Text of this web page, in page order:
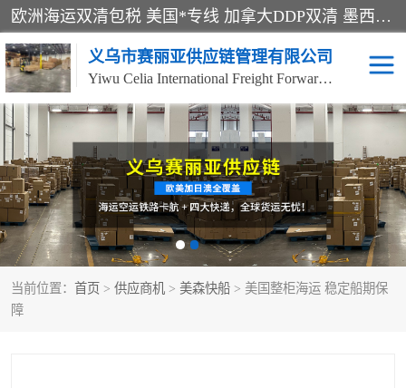
欧洲海运双清包税 美国*专线 加拿大DDP双清 墨西哥跨境空运 澳大利亚专线物流 跨境电商物流服务 国际快递到门服务 海运*渠道 一站式跨境物流解决方案 TikTok/SHEIN专线 电商平台FBA头程运输 国际铁路运输欧洲 UPS/DDHL/联邦快递跨境 美国双清到门物流 跨境*运输
义乌市赛丽亚供应链管理有限公司
Yiwu Celia International Freight Forwarding Co., Ltd
当前位置： 首页 > 供应商机 > 美森快船 > 美国整柜海运 稳定船期保
障
美森快船 欧洲卡航
加拿大海运/空运-双清到
门
澳大利亚海运/空运-双清
到门
墨西哥海运/空运-双清到
门